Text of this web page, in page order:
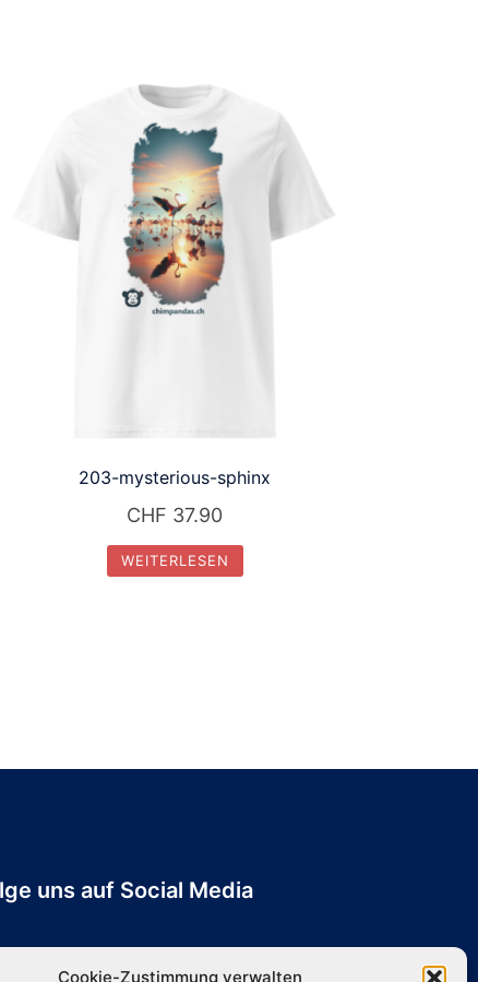
Cookie-Zustimmung verwalten
203-mysterious-sphinx
CHF 37.90
WEITERLESEN
uns auf Social Media